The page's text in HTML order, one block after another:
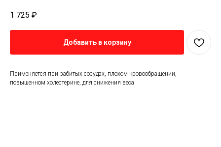
1 725 ₽
Добавить в корзину
Применяется при забитых сосудах, плохом кровообращении,
повышенном холестерине, для снижения веса